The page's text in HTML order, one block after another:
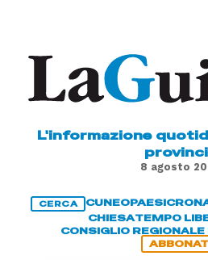
L'informazione
8 agosto
CERCA CUNEOPAESI
CHIESATEMPO
CONSIGLIO